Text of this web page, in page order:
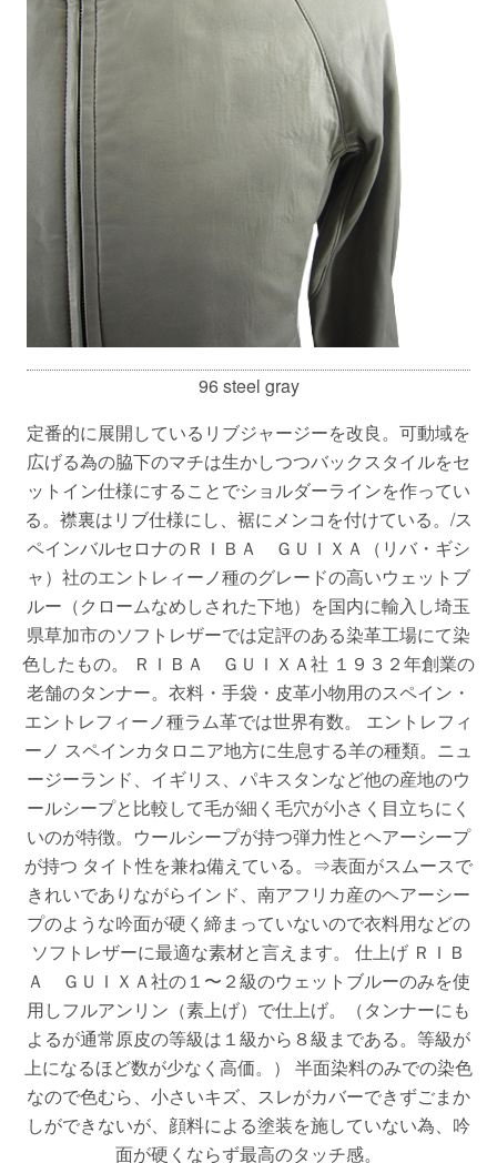
96 steel gray
定番的に展開しているリブジャージーを改良。可動域を
広げる為の脇下のマチは生かしつつバックスタイルをセ
ットイン仕様にすることでショルダーラインを作ってい
る。襟裏はリブ仕様にし、裾にメンコを付けている。/ス
ペインバルセロナのＲＩＢＡ ＧＵＩＸＡ（リバ・ギシ
ャ）社のエントレィーノ種のグレードの高いウェットブ
ルー（クロームなめしされた下地）を国内に輸入し埼玉
県草加市のソフトレザーでは定評のある染革工場にて染
色したもの。 ＲＩＢＡ ＧＵＩＸＡ社 １９３２年創業の
老舗のタンナー。衣料・手袋・皮革小物用のスペイン・
エントレフィーノ種ラム革では世界有数。 エントレフィ
ーノ スペインカタロニア地方に生息する羊の種類。ニュ
ージーランド、イギリス、パキスタンなど他の産地のウ
ールシープと比較して毛が細く毛穴が小さく目立ちにく
いのが特徴。ウールシープが持つ弾力性とヘアーシープ
が持つ タイト性を兼ね備えている。⇒表面がスムースで
きれいでありながらインド、南アフリカ産のヘアーシー
プのような吟面が硬く締まっていないので衣料用などの
ソフトレザーに最適な素材と言えます。 仕上げ ＲＩＢ
Ａ ＧＵＩＸＡ社の１〜２級のウェットブルーのみを使
用しフルアンリン（素上げ）で仕上げ。（タンナーにも
よるが通常原皮の等級は１級から８級まである。等級が
上になるほど数が少なく高価。） 半面染料のみでの染色
なので色むら、小さいキズ、スレがカバーできずごまか
しができないが、顔料による塗装を施していない為、吟
面が硬くならず最高のタッチ感。